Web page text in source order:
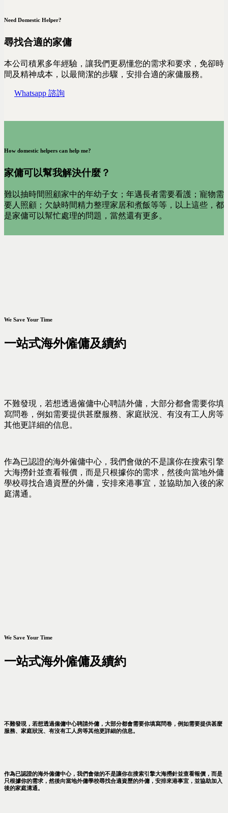
Need Domestic Helper?
尋找合適的家傭
本公司積累多年經驗，讓我們更易懂您的需求和要求，免卻時
間及精神成本，以最簡潔的步驟，安排合適的家傭服務。
Whatsapp 諮詢
How domestic helpers can help me?
家傭可以幫我解決什麼？
難以抽時間照顧家中的年幼子女；年邁長者需要看護；寵物需
要人照顧；欠缺時間精力整理家居和煮飯等等，以上這些，都
是家傭可以幫忙處理的問題，當然還有更多。
We Save Your Time
一站式海外僱傭及續約
不難發現，若想透過僱傭中心聘請外傭，大部分都會需要你填
寫問卷，例如需要提供甚麼服務、家庭狀況、有沒有工人房等
其他更詳細的信息。
作為已認證的海外僱傭中心，我們會做的不是讓你在搜索引擎
大海撈針並查看報價，而是只根據你的需求，然後向當地外傭
學校尋找合適資歷的外傭，安排來港事宜，並協助加入後的家
庭溝通。
We Save Your Time
一站式海外僱傭及續約
不難發現，若想透過僱傭中心聘請外傭，大部分都會需要你填寫問卷，例如需要提供甚麼
服務、家庭狀況、有沒有工人房等其他更詳細的信息。
作為已認證的海外僱傭中心，我們會做的不是讓你在搜索引擎大海撈針並查看報價，而是
只根據你的需求，然後向當地外傭學校尋找合適資歷的外傭，安排來港事宜，並協助加入
後的家庭溝通。